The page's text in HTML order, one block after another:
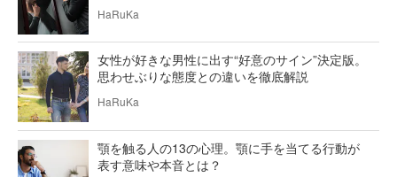
HaRuKa
女性が好きな男性に出す“好意のサイン”決定版。
思わせぶりな態度との違いを徹底解説
HaRuKa
顎を触る人の13の心理。顎に手を当てる行動が
表す意味や本音とは？